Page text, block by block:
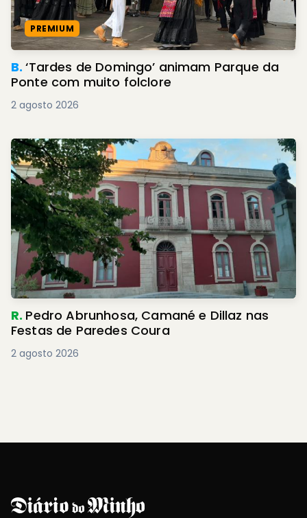
PREMIUM
B.‘Tardes de Domingo’ animam Parque da
Ponte com muito folclore
2 agosto 2026
R. Pedro Abrunhosa, Camané e Dillaz nas
Festas de Paredes Coura
2 agosto 2026